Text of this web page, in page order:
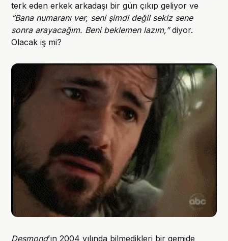
terk eden erkek arkadaşı bir gün çıkıp geliyor ve
“Bana numaranı ver, seni şimdi değil sekiz sene
sonra arayacağım. Beni beklemen lazım,”diyor.
Olacak iş mi?
Desmond’ın 2004 yılında bilmedikleri bir gemide